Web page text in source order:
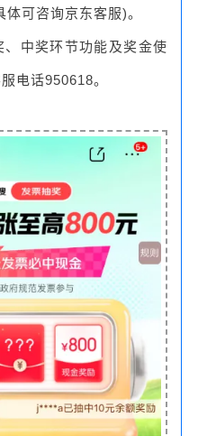
可咨询京东客服)。
中奖环节功能及奖金使
电话950618。